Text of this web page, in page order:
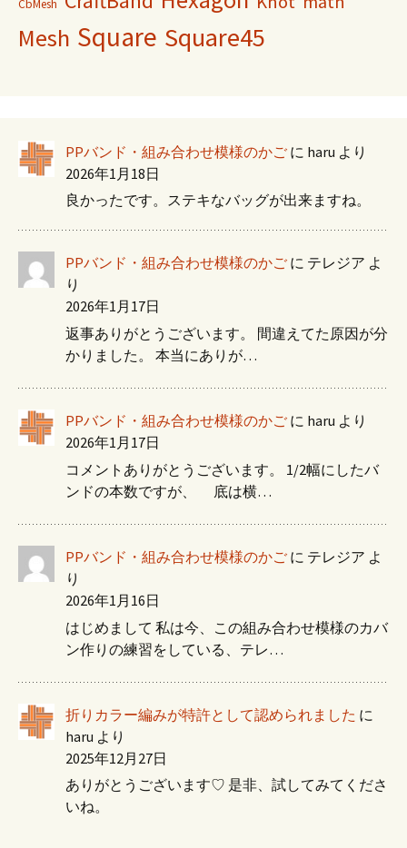
CbMesh
Mesh Square Square45
PPバンド・組み合わせ模様のかご に haru より
2026年1月18日
良かったです。ステキなバッグが出来ますね。
PPバンド・組み合わせ模様のかご に テレジア よ
り
2026年1月17日
返事ありがとうございます。 間違えてた原因が分
かりました。 本当にありが…
PPバンド・組み合わせ模様のかご に haru より
2026年1月17日
コメントありがとうございます。 1/2幅にしたバ
ンドの本数ですが、 底は横…
PPバンド・組み合わせ模様のかご に テレジア よ
り
2026年1月16日
はじめまして 私は今、この組み合わせ模様のカバ
ン作りの練習をしている、テレ…
折りカラー編みが特許として認められました に
haru より
2025年12月27日
ありがとうございます♡ 是非、試してみてくださ
いね。